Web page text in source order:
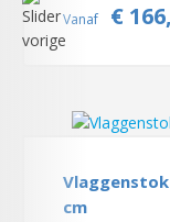
Vanaf €
cm